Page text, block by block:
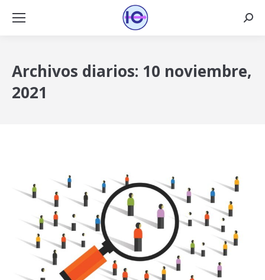
Archivos diarios: 10 noviembre,
2021